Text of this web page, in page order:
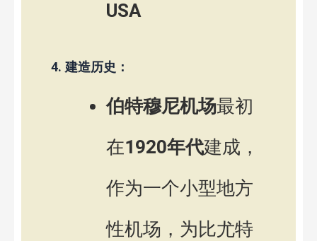
USA
4. 建造历史：
伯特穆尼机场最初
在1920年代建成，
作为一个小型地方
性机场，为比尤特